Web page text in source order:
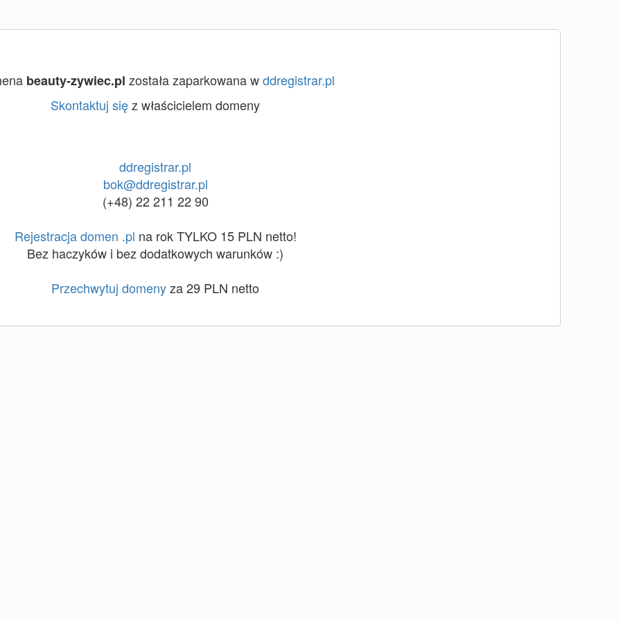
beauty-zywiec.pl została zaparkowana wddregistrar.pl
Skontaktuj sięz właścicielem domeny
ddregistrar.pl
bok@ddregistrar.pl
(+48) 22 211 22 90
Rejestracja domen .pl na rok TYLKO 15 PLN netto!
Bez haczyków i bez dodatkowych warunków :)
Przechwytuj domenyza 29 PLN netto